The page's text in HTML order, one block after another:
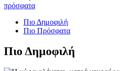
πρόσφατα
Πιο Δημοφιλή
Πιο Πρόσφατα
Πιο Δημοφιλή